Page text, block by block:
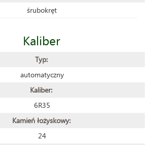
śrubokręt
Kaliber
Typ:
automatyczny
Kaliber:
6R35
Kamień łożyskowy:
24